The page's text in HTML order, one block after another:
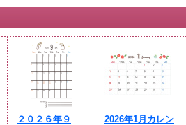
２０２６年９
2026年1月カレン